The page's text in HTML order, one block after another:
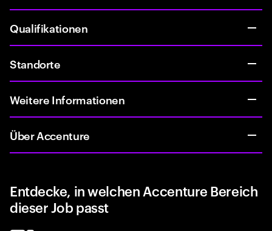
Qualifikationen
Standorte
Weitere Informationen
Über Accenture
Entdecke, in welchen Accenture Bereich
dieser Job passt